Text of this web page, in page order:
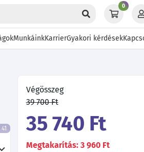
0
MunkáinkKarrierGyakori kérdések
Végösszeg
39 700 Ft
35 740 Ft
Megtakarítás: 3 960 Ft